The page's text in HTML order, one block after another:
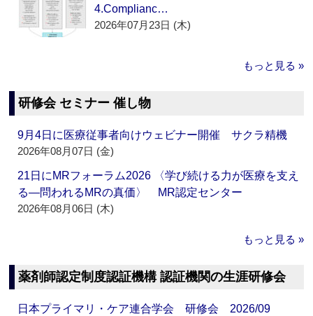
4.Complianc…
2026年07月23日 (木)
もっと見る »
研修会 セミナー 催し物
9月4日に医療従事者向けウェビナー開催 サクラ精機
2026年08月07日 (金)
21日にMRフォーラム2026 〈学び続ける力が医療を支え
る―問われるMRの真価〉 MR認定センター
2026年08月06日 (木)
もっと見る »
薬剤師認定制度認証機構 認証機関の生涯研修会
日本プライマリ・ケア連合学会 研修会 2026/09